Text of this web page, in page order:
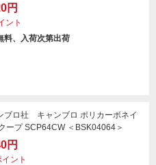
円
ント
料、入荷次第出荷
ブロ社 キャンブロ ポリカーボネイ
ープ SCP64CW ＜BSK04064＞
円
ント